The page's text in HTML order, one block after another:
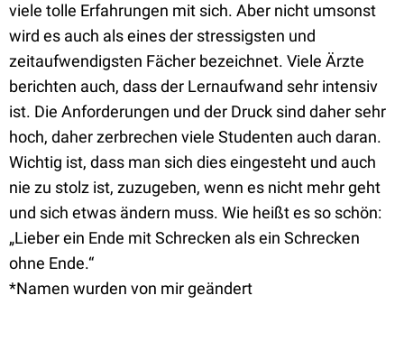
viele tolle Erfahrungen mit sich. Aber nicht umsonst
wird es auch als eines der stressigsten und
zeitaufwendigsten Fächer bezeichnet. Viele Ärzte
berichten auch, dass der Lernaufwand sehr intensiv
ist. Die Anforderungen und der Druck sind daher sehr
hoch, daher zerbrechen viele Studenten auch daran.
Wichtig ist, dass man sich dies eingesteht und auch
nie zu stolz ist, zuzugeben, wenn es nicht mehr geht
und sich etwas ändern muss. Wie heißt es so schön:
„Lieber ein Ende mit Schrecken als ein Schrecken
ohne Ende.“
*Namen wurden von mir geändert